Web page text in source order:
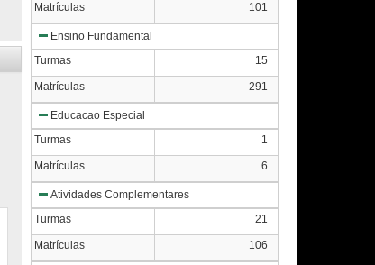
Matrículas 101
Ensino Fundamental
Turmas
15
Matrículas 291
Educacao Especial
Turmas
1
Matrículas 6
Atividades Complementares
Turmas
21
Matrículas 106